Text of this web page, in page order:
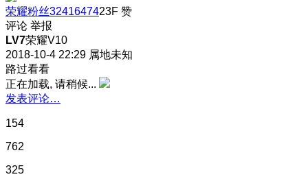
荣耀粉丝3241647423F 赞
评论 举报
LV7荣耀V10
2018-10-4 22:29 属地未知
路过看看
正在加载, 请稍候...
发表评论…
154
762
325